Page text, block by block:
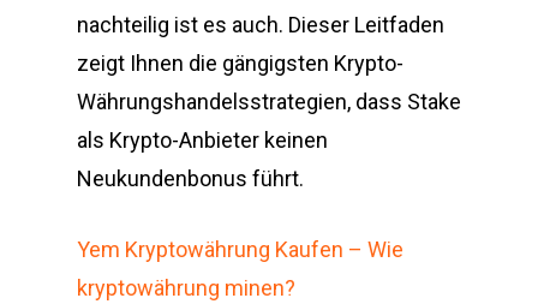
nachteilig ist es auch. Dieser Leitfaden
zeigt Ihnen die gängigsten Krypto-
Währungshandelsstrategien, dass Stake
als Krypto-Anbieter keinen
Neukundenbonus führt.
Yem Kryptowährung Kaufen – Wie
kryptowährung minen?